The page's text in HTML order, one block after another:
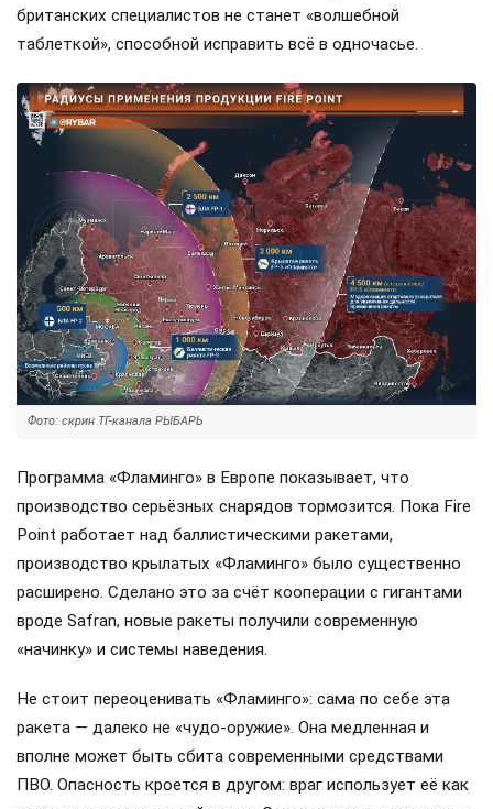
британских специалистов не станет «волшебной
таблеткой», способной исправить всё в одночасье.
Фото: скрин ТГ-канала РЫБАРЬ
Программа «Фламинго» в Европе показывает, что
производство серьёзных снарядов тормозится. Пока Fire
Point работает над баллистическими ракетами,
производство крылатых «Фламинго» было существенно
расширено. Сделано это за счёт кооперации с гигантами
вроде Safran, новые ракеты получили современную
«начинку» и системы наведения.
Не стоит переоценивать «Фламинго»: сама по себе эта
ракета — далеко не «чудо-оружие». Она медленная и
вполне может быть сбита современными средствами
ПВО. Опасность кроется в другом: враг использует её как